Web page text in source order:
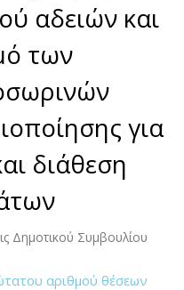
αδειών και
των
για
διάθεση
Δημοτικού Συμβουλίου
αριθμού θέσεων